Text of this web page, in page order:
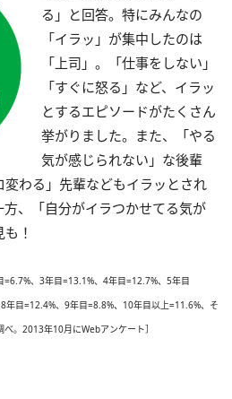
る」と回答。特にみんなの
「イラッ」が集中したのは
「上司」。「仕事をしない」
「すぐに怒る」など、イラッ
とするエピソードがたくさん
挙がりました。また、「やる
気が感じられない」な後輩
わる」先輩などもイラッとされ
、「自分がイラつかせてる気が
！
=6.7%、3年目=13.1%、4年目=12.7%、5年目
年目=12.4%、9年目=8.8%、10年目以上=11.6%、そ
。2013年10月にWebアンケート］